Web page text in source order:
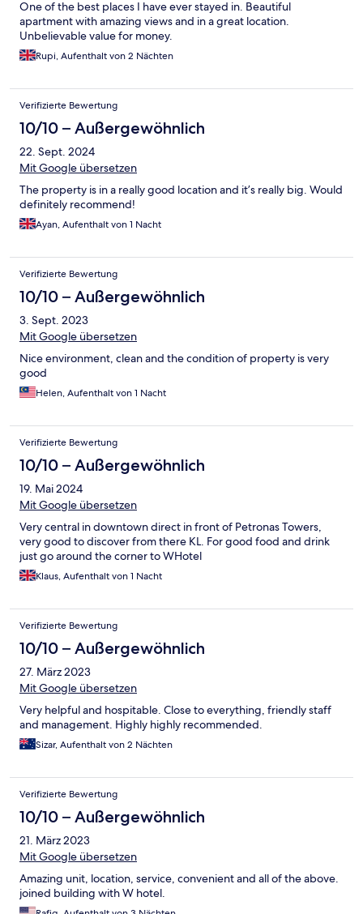
One of the best places I have ever stayed in. Beautiful
apartment with amazing views and in a great location.
Unbelievable value for money.
Rupi, Aufenthalt von 2 Nächten
Verifizierte Bewertung
10/10 – Außergewöhnlich
22. Sept. 2024
Mit Google übersetzen
The property is in a really good location and it’s really big. Would
definitely recommend!
Ayan, Aufenthalt von 1 Nacht
Verifizierte Bewertung
10/10 – Außergewöhnlich
3. Sept. 2023
Mit Google übersetzen
Nice environment, clean and the condition of property is very
good
Helen, Aufenthalt von 1 Nacht
Verifizierte Bewertung
10/10 – Außergewöhnlich
19. Mai 2024
Mit Google übersetzen
Very central in downtown direct in front of Petronas Towers,
very good to discover from there KL. For good food and drink
just go around the corner to WHotel
Klaus, Aufenthalt von 1 Nacht
Verifizierte Bewertung
10/10 – Außergewöhnlich
27. März 2023
Mit Google übersetzen
Very helpful and hospitable. Close to everything, friendly staff
and management. Highly highly recommended.
Sizar, Aufenthalt von 2 Nächten
Verifizierte Bewertung
10/10 – Außergewöhnlich
21. März 2023
Mit Google übersetzen
Amazing unit, location, service, convenient and all of the above.
joined building with W hotel.